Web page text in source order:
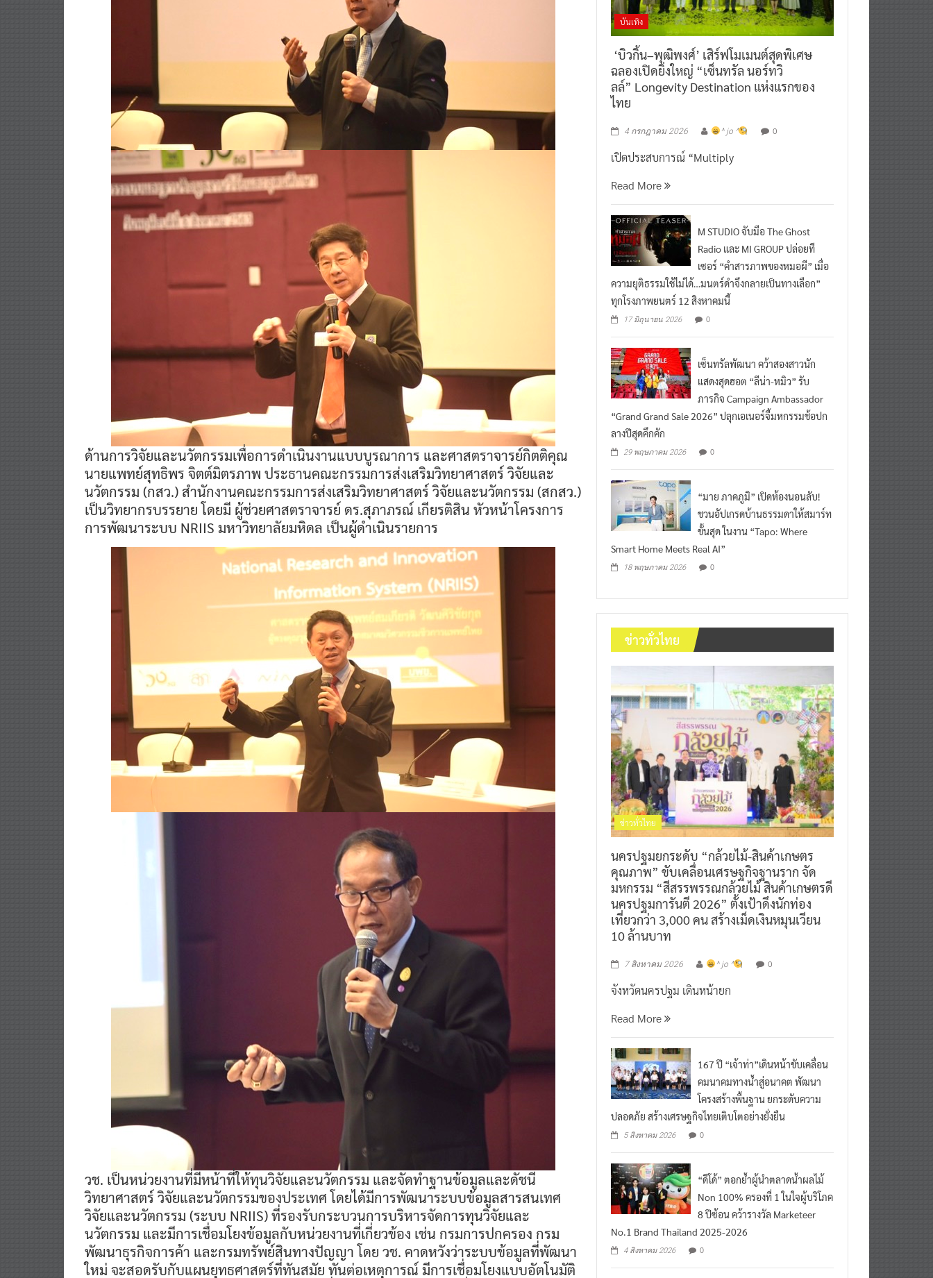
ด้านการวิจัยและนวัตกรรมเพื่อการดำเนินงานแบบบูรณาการ และศาสตราจารย์กิตติคุณ
นายแพทย์สุทธิพร จิตต์มิตรภาพ ประธานคณะกรรมการส่งเสริมวิทยาศาสตร์ วิจัยและ
นวัตกรรม (กสว.) สำนักงานคณะกรรมการส่งเสริมวิทยาศาสตร์ วิจัยและนวัตกรรม (สกสว.)
เป็นวิทยากรบรรยาย โดยมี ผู้ช่วยศาสตราจารย์ ดร.สุภาภรณ์ เกียรติสิน หัวหน้าโครงการ
การพัฒนาระบบ NRIIS มหาวิทยาลัยมหิดล เป็นผู้ดำเนินรายการ
วช. เป็นหน่วยงานที่มีหน้าที่ให้ทุนวิจัยและนวัตกรรม และจัดทำฐานข้อมูลและดัชนี
วิทยาศาสตร์ วิจัยและนวัตกรรมของประเทศ โดยได้มีการพัฒนาระบบข้อมูลสารสนเทศ
วิจัยและนวัตกรรม (ระบบ NRIIS) ที่รองรับกระบวนการบริหารจัดการทุนวิจัยและ
นวัตกรรม และมีการเชื่อมโยงข้อมูลกับหน่วยงานที่เกี่ยวข้อง เช่น กรมการปกครอง กรม
พัฒนาธุรกิจการค้า และกรมทรัพย์สินทางปัญญา โดย วช. คาดหวังว่าระบบข้อมูลที่พัฒนา
ใหม่ จะสอดรับกับแผนยุทธศาสตร์ที่ทันสมัย ทันต่อเหตุการณ์ มีการเชื่อมโยงแบบอัตโนมัติ
บันเทิง
‘บิวกิ้น–พุฒิพงศ์’ เสิร์ฟโมเมนต์สุดพิเศษ
ฉลองเปิดยิ่งใหญ่ “เซ็นทรัล นอร์ทวิ
ลล์” Longevity Destination แห่งแรกของ
ไทย
4 กรกฎาคม 2026 ^ jo ^ 0
เปิดประสบการณ์ “Multiply
Read More
M STUDIO จับมือ The Ghost
Radio และ MI GROUP ปล่อยที
เซอร์ “คำสารภาพของหมอผี” เมื่อ
ความยุติธรรมใช้ไม่ได้…มนตร์ดำจึงกลายเป็นทางเลือก”
ทุกโรงภาพยนตร์ 12 สิงหาคมนี้
17 มิถุนายน 2026 0
เซ็นทรัลพัฒนา คว้าสองสาวนัก
แสดงสุดฮอต “ลีน่า-หมิว” รับ
ภารกิจ Campaign Ambassador
“Grand Grand Sale 2026” ปลุกเอเนอร์จี้มหกรรมช้อปก
ลางปีสุดคึกคัก
29 พฤษภาคม 2026 0
“มาย ภาคภูมิ” เปิดห้องนอนลับ!
ชวนอัปเกรดบ้านธรรมดาให้สมาร์ท
ขั้นสุด ในงาน “Tapo: Where
Smart Home Meets Real AI”
18 พฤษภาคม 2026 0
ข่าวทั่วไทย
ข่าวทั่วไทย
นครปฐมยกระดับ “กล้วยไม้-สินค้าเกษตร
คุณภาพ” ขับเคลื่อนเศรษฐกิจฐานราก จัด
มหกรรม “สีสรรพรรณกล้วยไม้ สินค้าเกษตรดี
นครปฐมการันตี 2026” ตั้งเป้าดึงนักท่อง
เที่ยวกว่า 3,000 คน สร้างเม็ดเงินหมุนเวียน
10 ล้านบาท
7 สิงหาคม 2026 ^ jo ^ 0
จังหวัดนครปฐม เดินหน้ายก
Read More
167 ปี “เจ้าท่า”เดินหน้าขับเคลื่อน
คมนาคมทางน้ำสู่อนาคต พัฒนา
โครงสร้างพื้นฐาน ยกระดับความ
ปลอดภัย สร้างเศรษฐกิจไทยเติบโตอย่างยั่งยืน
5 สิงหาคม 2026 0
“ดีโด้” ตอกย้ำผู้นำตลาดน้ำผลไม้
Non 100% ครองที่ 1 ในใจผู้บริโภค
8 ปีซ้อน คว้ารางวัล Marketeer
No.1 Brand Thailand 2025-2026
4 สิงหาคม 2026 0